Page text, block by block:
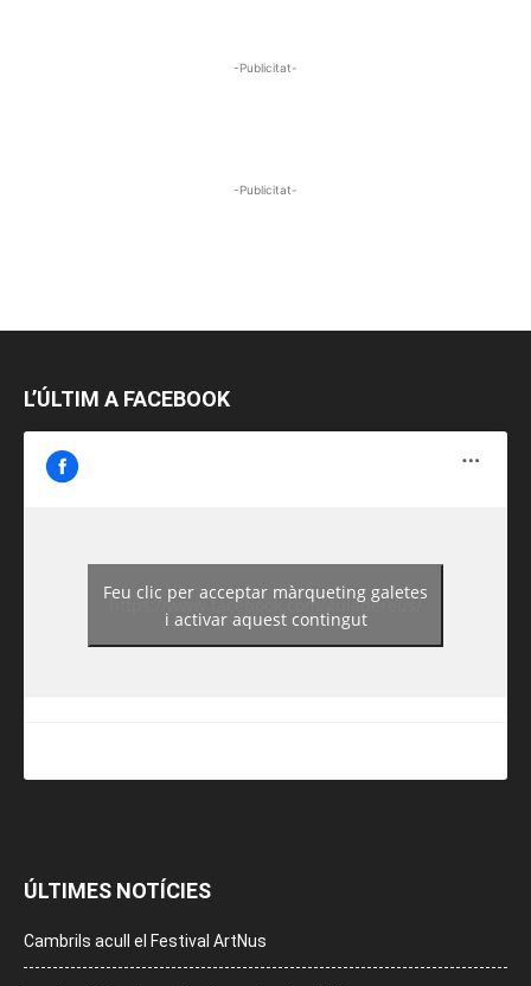
-Publicitat-
-Publicitat-
L’ÚLTIM A FACEBOOK
https://www.facebook.com/guiadereus/
Feu clic per acceptar màrqueting galetes
i activar aquest contingut
ÚLTIMES NOTÍCIES
Cambrils acull el Festival ArtNus